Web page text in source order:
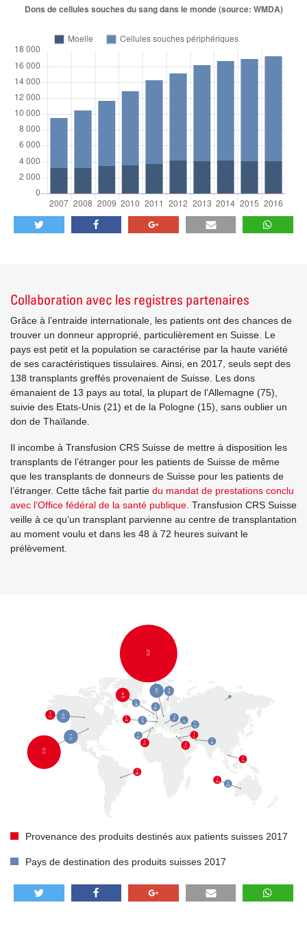
TWEET SHARE SHARE E-MAIL SHARE
Collaboration avec les registres partenaires
Grâce à l’entraide internationale, les patients ont des chances de
trouver un donneur approprié, particulièrement en Suisse. Le
pays est petit et la population se caractérise par la haute variété
de ses caractéristiques tissulaires. Ainsi, en 2017, seuls sept des
138 transplants greffés provenaient de Suisse. Les dons
émanaient de 13 pays au total, la plupart de l’Allemagne (75),
suivie des Etats-Unis (21) et de la Pologne (15), sans oublier un
don de Thaïlande.
Il incombe à Transfusion CRS Suisse de mettre à disposition les
transplants de l’étranger pour les patients de Suisse de même
que les transplants de donneurs de Suisse pour les patients de
l’étranger. Cette tâche fait partie du mandat de prestations conclu
avec l’Office fédéral de la santé publique . Transfusion CRS Suisse
veille à ce qu’un transplant parvienne au centre de transplantation
au moment voulu et dans les 48 à 72 heures suivant le
prélèvement.
Provenance des produits destinés aux patients suisses 2017
Pays de destination des produits suisses 2017